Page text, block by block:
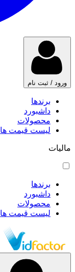
ورود / ثبت نام
برندها
داشبورد
محصولات
لیست قیمت ها
مالیات
برندها
داشبورد
محصولات
لیست قیمت ها